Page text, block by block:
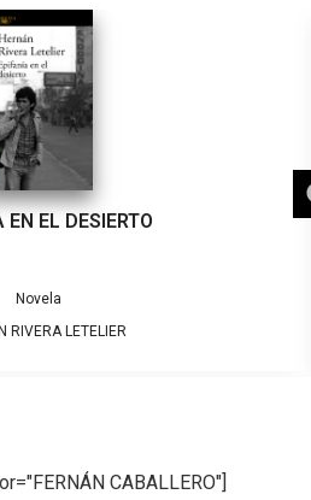
EN EL DESIERTO
Novela
RIVERA LETELIER
CABALLERO"]